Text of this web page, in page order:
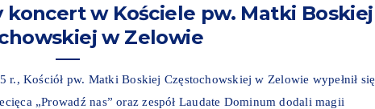
w Kościele pw. Matki Boskiej
w Zelowie
r., Kościół pw. Matki Boskiej Częstochowskiej w Zelowie wypełnił się
„Prowadź nas” oraz zespół Laudate Dominum dodali magii